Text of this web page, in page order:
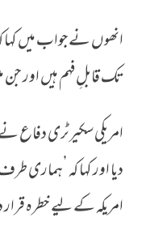
انھوں نےجواب میں
تک قابلِ فہم ہیں اور جن
امریکی سکیرٹری دفاع
دیا اور کہا کہ ’ہماری
امریکہ کے لیے خطرہ